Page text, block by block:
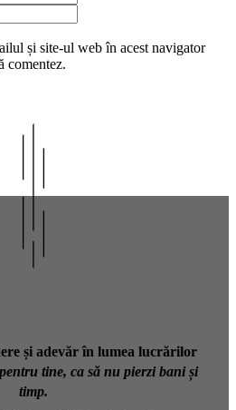
web
și site-ul web în acest navigator
comentez.
și adevăr în lumea lucrărilor
tine, ca să nu pierzi bani și
timp.